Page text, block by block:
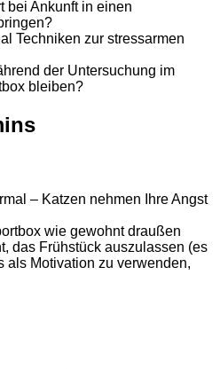
bei Ankunft in einen
Techniken zur stressarmen
der Untersuchung im
bleiben?
– Katzen nehmen Ihre Angst
wie gewohnt draußen
das Frühstück auszulassen (es
als Motivation zu verwenden,